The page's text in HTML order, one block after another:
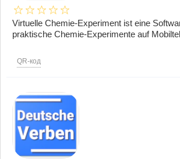
Virtuelle Chemie-Experiment ist eine
praktische Chemie-Experimente auf
QR-код